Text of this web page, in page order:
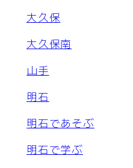
大久保
大久保南
山手
明石
明石であそぶ
明石で学ぶ